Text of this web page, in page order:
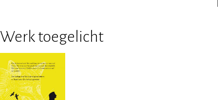
Werk toegelicht